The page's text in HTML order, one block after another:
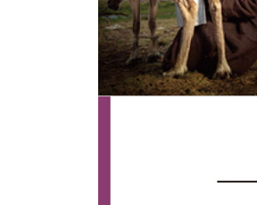
8. 다큐멘터리 사진을 보
9. 스트로보스코프 무예
10. 손님 접대하는 마을
11. 작업하는 로힝야 남
12. 파란 우산을 쓴 소년 -
14. 자리아 탄광마을 사
15. 작은 센서의 드론 사